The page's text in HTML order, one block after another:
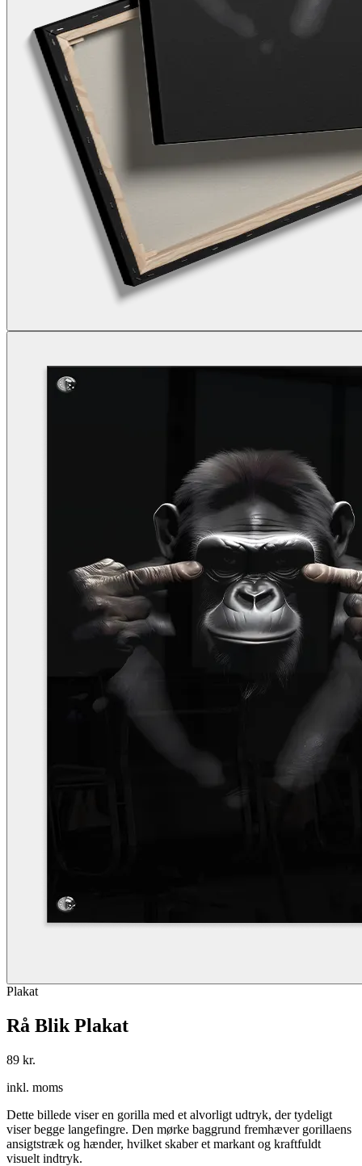
Plakat
Rå Blik Plakat
89 kr.
inkl. moms
Dette billede viser en gorilla med et alvorligt udtryk, der tydeligt
viser begge langefingre. Den mørke baggrund fremhæver gorillaens
ansigtstræk og hænder, hvilket skaber et markant og kraftfuldt
visuelt indtryk.